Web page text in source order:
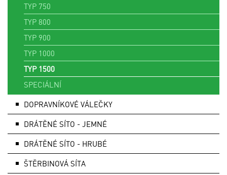
TYP 750
TYP 800
TYP 900
TYP 1000
TYP 1500
SPECIÁLNÍ
DOPRAVNÍKOVÉ VÁLEČKY
DRÁTĚNÉ SÍTO - JEMNÉ
DRÁTĚNÉ SÍTO - HRUBÉ
ŠTĚRBINOVÁ SÍTA